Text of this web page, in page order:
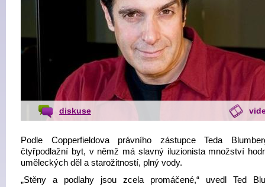
diskuse
Podle Copperfieldova právního zástupce Teda
čtyřpodlažní byt, v němž má slavný iluzionista množství
uměleckých děl a starožitností, plný vody.
„Stěny a podlahy jsou zcela promáčené,“ uvedl Ted